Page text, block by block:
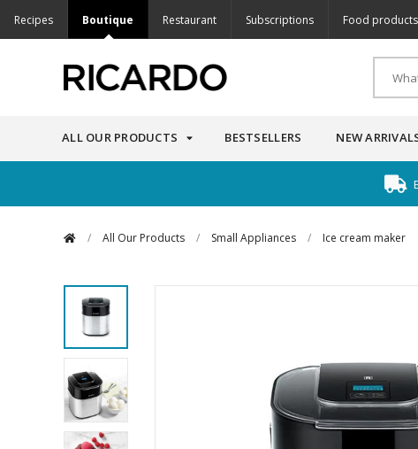
Recipes Boutique Restaurant Subscriptions Food products
ALL OUR PRODUCTS BESTSELLERS NEW
/ All Our Products / Small Appliances / Ice cream maker